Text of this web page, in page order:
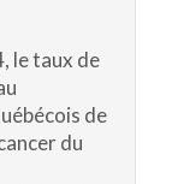
le taux de
de
du